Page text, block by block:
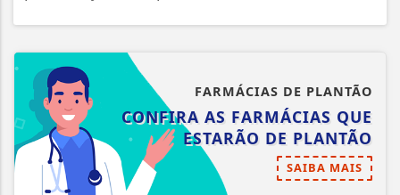
FARMÁCIAS DE PLANTÃO
CONFIRA AS FARMÁCIAS QUE
ESTARÃO DE PLANTÃO
SAIBA MAIS